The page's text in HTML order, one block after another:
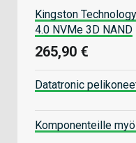
Kingston
4.0 NVMe 3D NAND
265,90 €
Datatronic
Komponenteille